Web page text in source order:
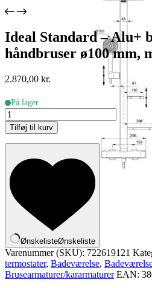
Ideal Standard – Alu+
håndbruser ø100 mm,
2.870,00 kr.
På lager
Ideal
Standard
-
Alu+
brusesystem,
håndbruser
ø100
mm,
mat
Tilføj til kurv
ØnskelisteØnskeliste
Varenummer (SKU): 722619121
termostater, Badeværelse,
Brusearmaturer/kararmaturer EAN: